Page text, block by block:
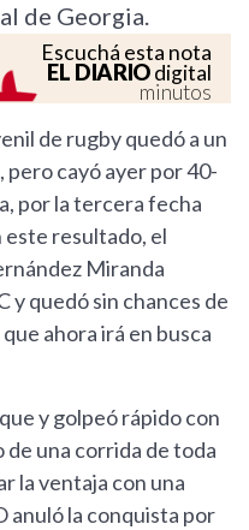
de Georgia.
Escuchá esta nota
EL DIARIOdigital
minutos
de rugby quedó a un
pero cayó ayer por 40-
por la tercera fecha
resultado, el
Miranda
y quedó sin chances de
ahora irá en busca
y golpeó rápido con
de una corrida de toda
la ventaja con una
anuló la conquista por